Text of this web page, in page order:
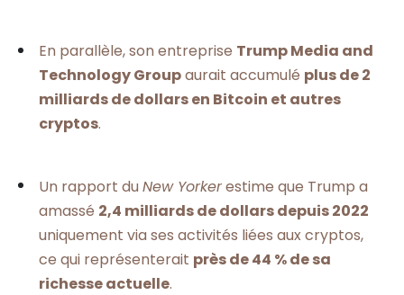
En parallèle, son entreprise Trump Media and
Technology Groupaurait accumulé plus de 2
milliards de dollars en Bitcoin et autres
cryptos.
Un rapport du New Yorkerestime que Trump a
amassé 2,4 milliards de dollars depuis 2022
uniquement via ses activités liées aux cryptos,
ce qui représenterait près de 44 % de sa
richesse actuelle.